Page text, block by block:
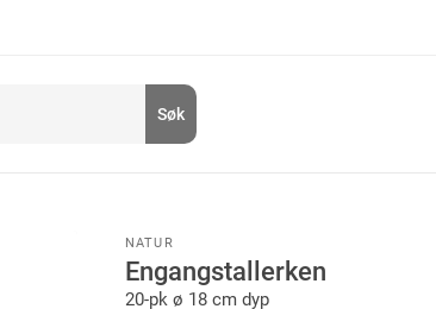
Søk
NATUR
Engangstallerken
20-pk ø 18 cm dyp